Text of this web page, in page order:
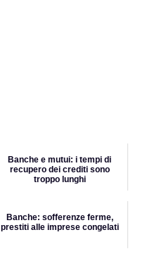
Banche e mutui: i tempi di
recupero dei crediti sono
troppo lunghi
Banche: sofferenze ferme,
prestiti alle imprese congelati